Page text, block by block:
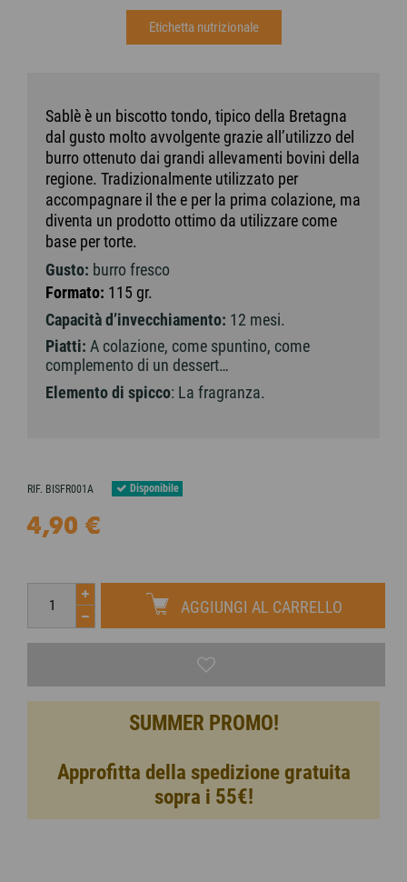
Etichetta nutrizionale
Sablè è un biscotto tondo, tipico della Bretagna
dal gusto molto avvolgente grazie all’utilizzo del
burro ottenuto dai grandi allevamenti bovini della
regione. Tradizionalmente utilizzato per
accompagnare il the e per la prima colazione, ma
diventa un prodotto ottimo da utilizzare come
base per torte.
Gusto: burro fresco
Formato: 115 gr.
Capacità d’invecchiamento: 12 mesi.
Piatti: A colazione, come spuntino, come
complemento di un dessert…
Elemento di spicco: La fragranza.
RIF. BISFR001A Disponibile
4,90 €
AGGIUNGI AL CARRELLO
SUMMER PROMO!
Approfitta della spedizione gratuita
sopra i 55€!